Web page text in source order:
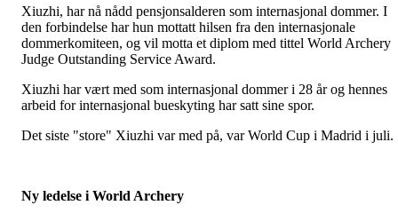
Xiuzhi, har nå nådd pensjonsalderen som internasjonal dommer. I
den forbindelse har hun mottatt hilsen fra den internasjonale
dommerkomiteen, og vil motta et diplom med tittel World Archery
Judge Outstanding Service Award.
Xiuzhi har vært med som internasjonal dommer i 28 år og hennes
arbeid for internasjonal bueskyting har satt sine spor.
Det siste "store" Xiuzhi var med på, var World Cup i Madrid i juli.
Ny ledelse i World Archery